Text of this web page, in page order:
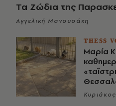
Τα Ζώδια της
Αγγελική Μανουσάκη
THESS
Μαρία